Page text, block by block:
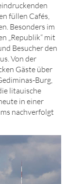
füllen Cafés,
Besonders im
„Republik“ mit
Besucher den
Von der
Gäste über
Burg,
litauische
in einer
nachverfolgt